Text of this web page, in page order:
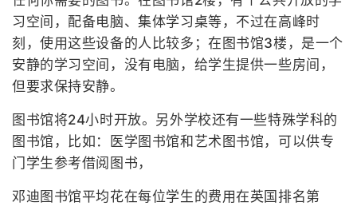
习空间，配备电脑、集体学习桌等，不过在高峰时
刻，使用这些设备的人比较多；在图书馆3楼，是一个
安静的学习空间，没有电脑，给学生提供一些房间，
但要求保持安静。
图书馆将24小时开放。另外学校还有一些特殊学科的
图书馆，比如：医学图书馆和艺术图书馆，可以供专
门学生参考借阅图书，
邓迪图书馆平均花在每位学生的费用在英国排名第